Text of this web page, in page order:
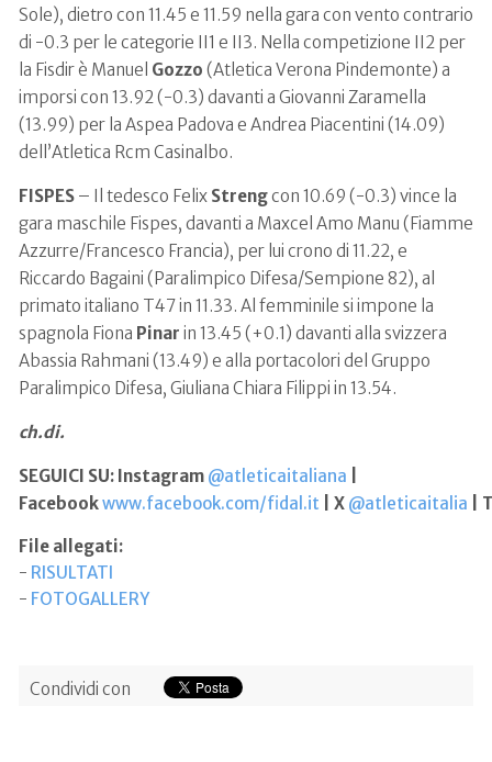
Sole), dietro con 11.45 e 11.59 nella gara con vento contrario
di -0.3 per le categorie II1 e II3. Nella competizione II2 per
la Fisdir è Manuel Gozzo (Atletica Verona Pindemonte) a
imporsi con 13.92 (-0.3) davanti a Giovanni Zaramella
(13.99) per la Aspea Padova e Andrea Piacentini (14.09)
dell’Atletica Rcm Casinalbo.
FISPES – Il tedesco Felix Strengcon 10.69 (-0.3) vince la
gara maschile Fispes, davanti a Maxcel Amo Manu (Fiamme
Azzurre/Francesco Francia), per lui crono di 11.22, e
Riccardo Bagaini (Paralimpico Difesa/Sempione 82), al
primato italiano T47 in 11.33. Al femminile si impone la
spagnola Fiona Pinar in 13.45 (+0.1) davanti alla svizzera
Abassia Rahmani (13.49) e alla portacolori del Gruppo
Paralimpico Difesa, Giuliana Chiara Filippi in 13.54.
ch.di.
SEGUICI SU: Instagram @atleticaitaliana
Facebookwww.facebook.com/fidal.it | X @atleticaitalia |
File allegati:
- RISULTATI
- FOTOGALLERY
Condividi con